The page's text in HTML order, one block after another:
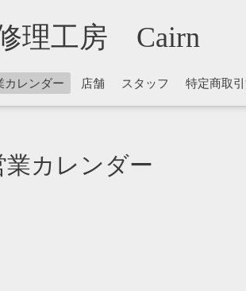
理工房 Cairn
カレンダー 店舗 スタッフ 特定商取
業カレンダー